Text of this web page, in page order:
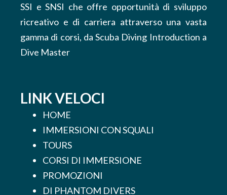
SSI e SNSI che offre opportunità di sviluppo
ricreativo e di carriera attraverso una vasta
gamma di corsi, da Scuba Diving Introduction a
Dive Master
LINK VELOCI
HOME
IMMERSIONI CON SQUALI
TOURS
CORSI DI IMMERSIONE
PROMOZIONI
DI PHANTOM DIVERS